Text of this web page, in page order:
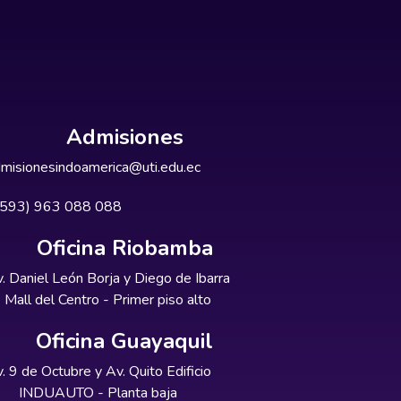
Admisiones
963 088 088
Oficina Riobamba
Daniel León Borja y Diego de Ibarra
Mall del Centro - Primer piso alto
Oficina Guayaquil
9 de Octubre y Av. Quito Edificio
INDUAUTO - Planta baja